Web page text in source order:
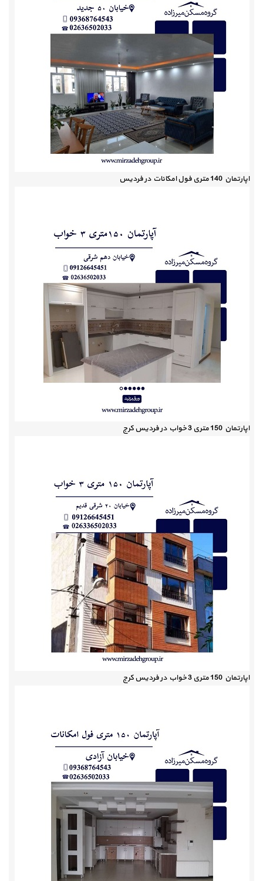
اپارتمان 140 متری فول امکانات در فردیس
اپارتمان 150 متری 3 خواب در فردیس کرج
اپارتمان 150 متری 3 خواب در فردیس کرج